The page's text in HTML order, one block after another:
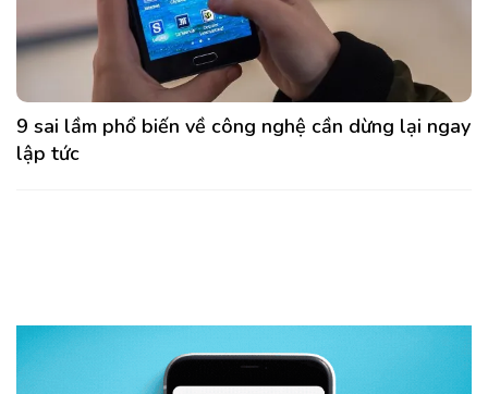
9 sai lầm phổ biến về công nghệ cần dừng lại ngay
lập tức